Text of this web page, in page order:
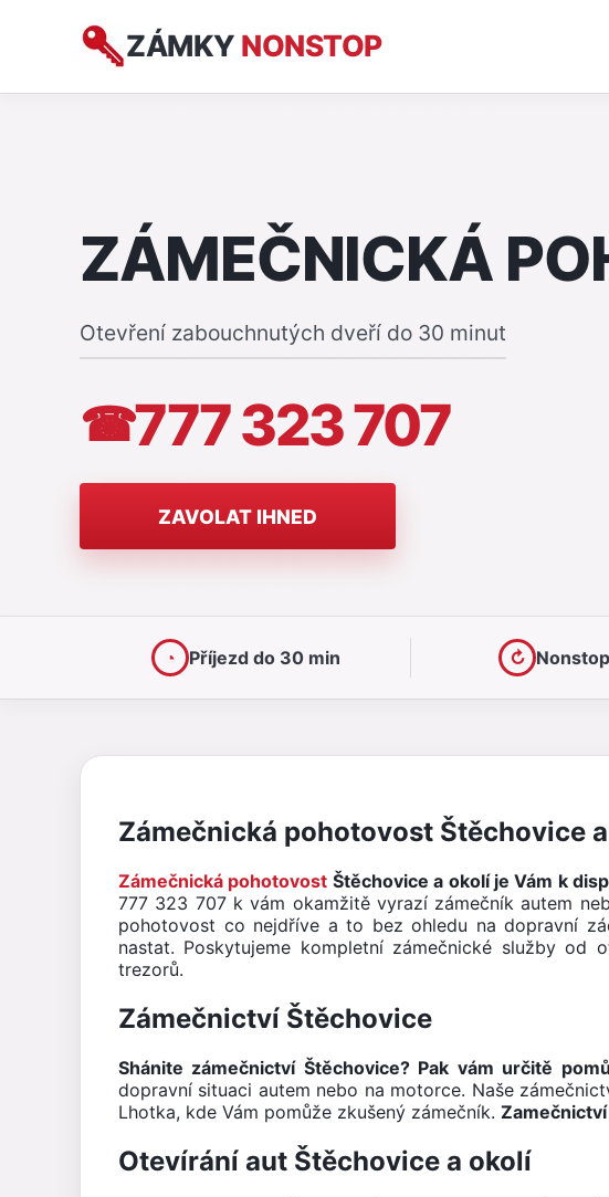
ZÁMKY NONSTOP
ZÁMEČNICKÁ
Otevření zabouchnutých dveří do 30 minut
☎777 323 707
ZAVOLAT IHNED
◔ Příjezd do 30 min ↻
Zámečnická pohotovost Štěchovice
Zámečnická pohotovost Štěchovice a okolí je Vám k
777 323 707 k vám okamžitě vyrazí zámečník autem
pohotovost co nejdříve a to bez ohledu na dopravní
nastat. Poskytujeme kompletní zámečnické služby
trezorů.
Zámečnictví Štěchovice
Shánite zámečnictví Štěchovice? Pak vám určitě
dopravní situaci autem nebo na motorce. Naše
Lhotka, kde Vám pomůže zkušený zámečník.
Otevírání aut Štěchovice a okolí